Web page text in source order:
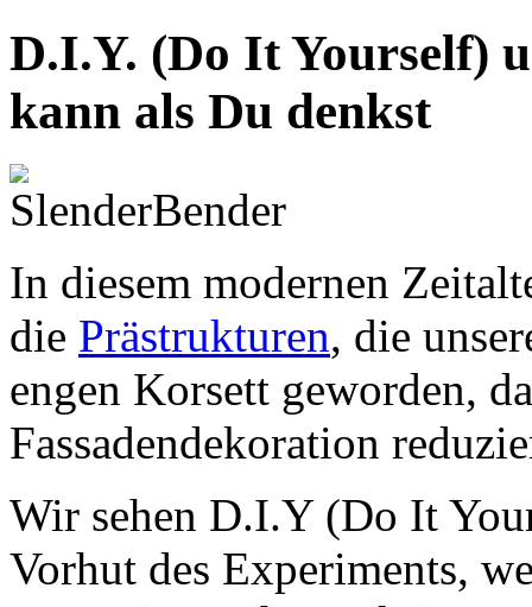
D.I.Y. (Do It Yourself)
kann als Du denkst
In diesem modernen
die Prästrukturen, die
engen Korsett geworden,
Fassadendekoration
Wir sehen D.I.Y (Do It
Vorhut des Experiments,